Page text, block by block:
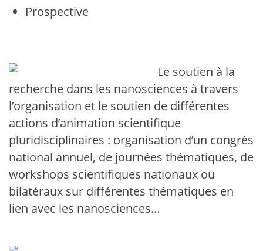
Prospective
Le soutien à la
recherche dans les nanosciences à travers
l’organisation et le soutien de différentes
actions d’animation scientifique
pluridisciplinaires : organisation d’un congrès
national annuel, de journées thématiques, de
workshops scientifiques nationaux ou
bilatéraux sur différentes thématiques en
lien avec les nanosciences…